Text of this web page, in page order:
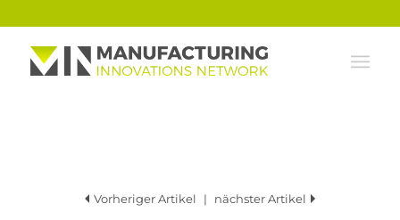
Vorheriger Artikel | nächster Artikel